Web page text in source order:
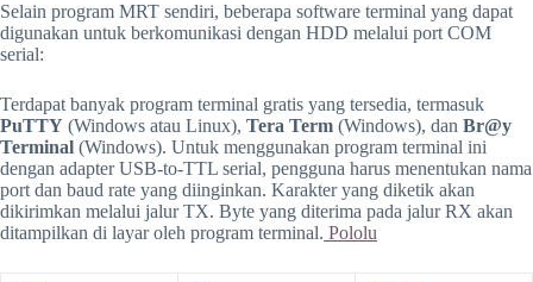
Selain program MRT sendiri, beberapa software terminal yang dapat
digunakan untuk berkomunikasi dengan HDD melalui port COM
serial:
Terdapat banyak program terminal gratis yang tersedia, termasuk
PuTTY (Windows atau Linux), Tera Term (Windows), dan Br@y
Terminal (Windows). Untuk menggunakan program terminal ini
dengan adapter USB-to-TTL serial, pengguna harus menentukan nama
port dan baud rate yang diinginkan. Karakter yang diketik akan
dikirimkan melalui jalur TX. Byte yang diterima pada jalur RX akan
ditampilkan di layar oleh program terminal. Pololu